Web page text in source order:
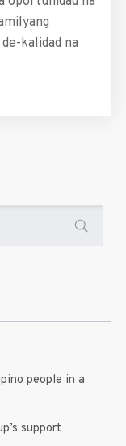
kalidad na
people in a
support